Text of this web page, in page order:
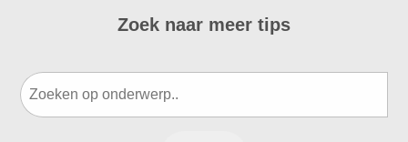
Zoek naar meer tips